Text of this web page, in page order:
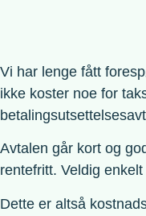
Vi har lenge fått
ikke koster noe for
Avtalen går kort og
rentefritt. Veldig
Dette er altså